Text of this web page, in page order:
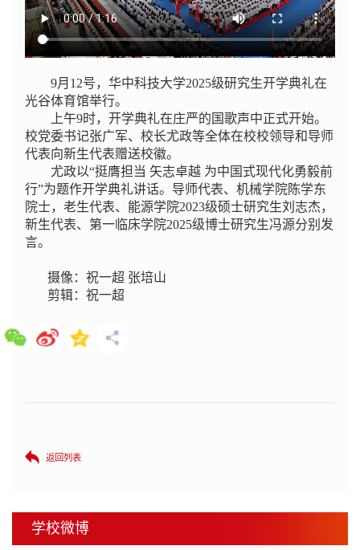
9月 12号，华中科技大学2025级研究生开学典礼在
光谷体育馆举行。
上午9时，开学典礼在庄严的国歌声中正式开始。
校党委书记张广军、校长尤政等全体在校校领导和导师
代表向新生代表赠送校徽。
尤政以“挺膺担当 矢志卓越 为中国式现代化勇毅前
行”为题作开学典礼讲话。 导师代表、机械学院陈学东
院士，老生代表、 能源学院2023级硕士研究生刘志杰，
新生代表、第一临床学院2025级博士研究生冯源分别发
言。
摄像：祝一超 张培山
剪辑：祝一超
返回列表
学校微博